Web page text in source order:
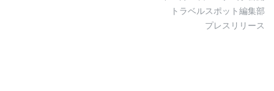
トラベルスポット編集部
プレスリリース